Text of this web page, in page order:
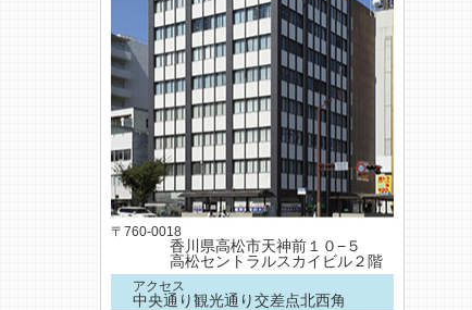
〒760-0018
香川県高松市天神前１０−５
高松セントラルスカイビル２階
アクセス
中央通り観光通り交差点北西角